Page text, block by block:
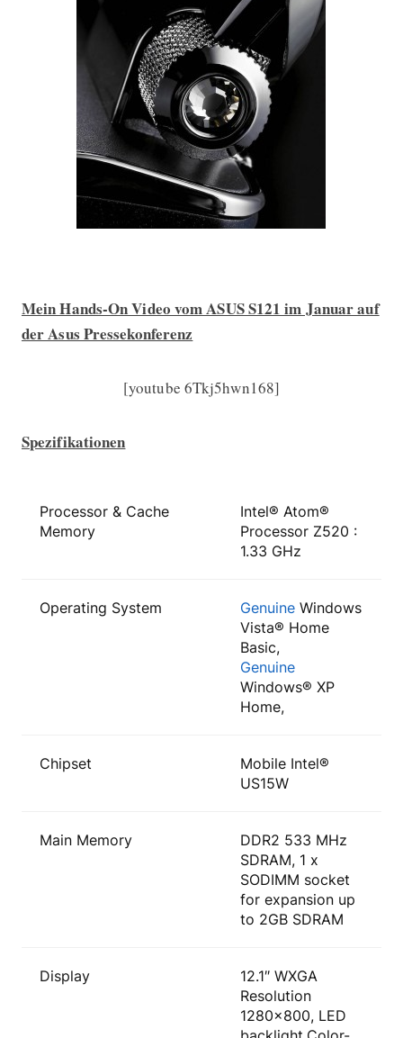
Mein Hands-On Video vom ASUS S121 im Januar auf
der Asus Pressekonferenz
[youtube 6Tkj5hwn168]
Spezifikationen
Processor & Cache
Memory
Intel® Atom®
Processor Z520 :
1.33 GHz
Operating System GenuineWindows
Vista® Home
Basic,
Genuine
Windows® XP
Home,
Chipset
Mobile Intel®
US15W
Main Memory
DDR2 533 MHz
SDRAM, 1 x
SODIMM socket
for expansion up
to 2GB SDRAM
Display
12.1″ WXGA
Resolution
1280×800, LED